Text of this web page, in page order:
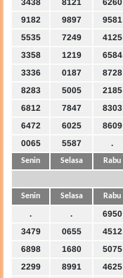
3438 8121 6260
9182
9897 9581
5535
7249 4125
3358
1219 6584
3336
0187 8728
8283
5005 2185
6812
7847 8303
6472
6025 8609
0065
5587 .
Senin Selasa Rabu
Senin Selasa Rabu
. . 6950
3479
0655 4512
6898
1680 5075
2299
8991 4625